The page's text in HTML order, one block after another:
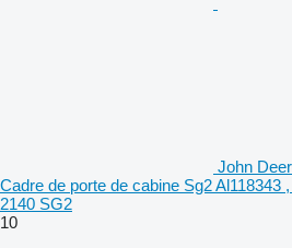
John
Cadre de porte de cabine Sg2 Al118343
2140 SG2
10